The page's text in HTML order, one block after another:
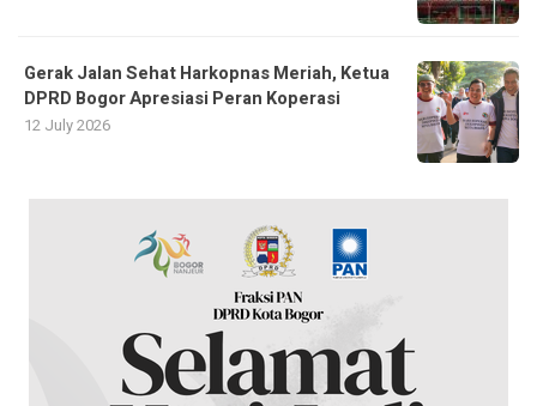
Gerak Jalan Sehat Harkopnas Meriah, Ketua
DPRD Bogor Apresiasi Peran Koperasi
12 July 2026